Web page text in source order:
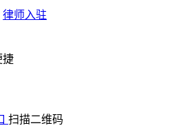
律师入驻
捷
扫描二维码